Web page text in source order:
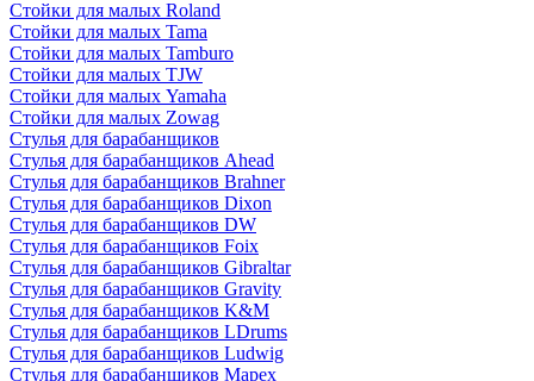
Стойки для малых Roland
Стойки для малых Tama
Стойки для малых Tamburo
Стойки для малых TJW
Стойки для малых Yamaha
Стойки для малых Zowag
Стулья для барабанщиков
Стулья для барабанщиков Ahead
Стулья для барабанщиков Brahner
Стулья для барабанщиков Dixon
Стулья для барабанщиков DW
Стулья для барабанщиков Foix
Стулья для барабанщиков Gibraltar
Стулья для барабанщиков Gravity
Стулья для барабанщиков K&M
Стулья для барабанщиков LDrums
Стулья для барабанщиков Ludwig
Стулья для барабанщиков Mapex